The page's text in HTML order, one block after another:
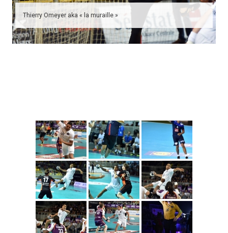
Thierry Omeyer aka « la muraille »